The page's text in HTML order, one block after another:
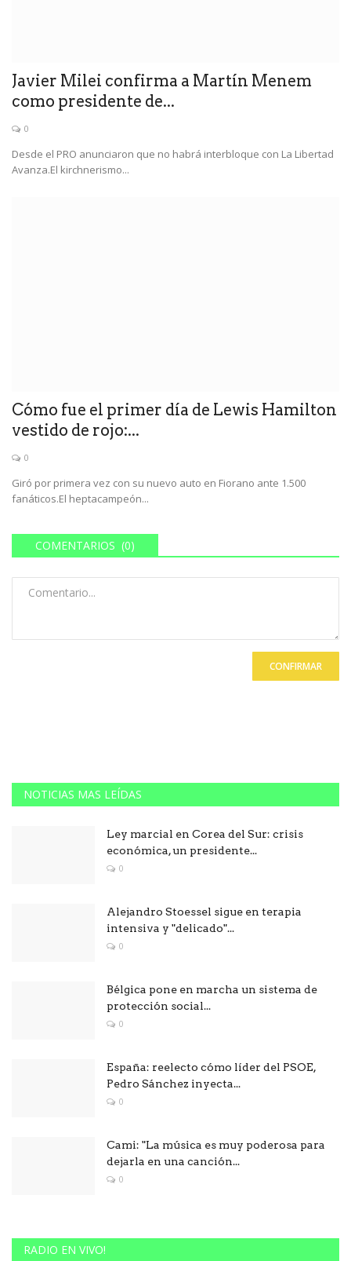
Javier Milei confirma a Martín Menem
como presidente de...
0
Desde el PRO anunciaron que no habrá interbloque con La Libertad
Avanza.El kirchnerismo...
Cómo fue el primer día de Lewis Hamilton
vestido de rojo:...
0
Giró por primera vez con su nuevo auto en Fiorano ante 1.500
fanáticos.El heptacampeón...
COMENTARIOS (0)
CONFIRMAR
NOTICIAS MAS LEÍDAS
Ley marcial en Corea del Sur: crisis
económica, un presidente...
0
Alejandro Stoessel sigue en terapia
intensiva y "delicado"...
0
Bélgica pone en marcha un sistema de
protección social...
0
España: reelecto cómo líder del PSOE,
Pedro Sánchez inyecta...
0
Cami: "La música es muy poderosa para
dejarla en una canción...
0
RADIO EN VIVO!